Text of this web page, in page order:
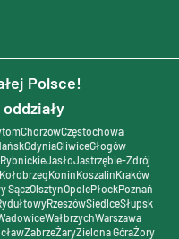
Polsce!
ChorzówCzęstochowa
GdyniaGliwiceGłogów
JasłoJastrzębie-Zdrój
KoninKoszalinKraków
SączOlsztynOpolePłockPoznań
RzeszówSiedlceSłupsk
WałbrzychWarszawa
ZabrzeŻaryZielona GóraŻory